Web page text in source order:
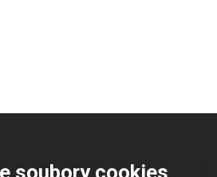
soubory cookies